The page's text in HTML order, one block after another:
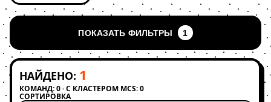
ПОКАЗАТЬ ФИЛЬТРЫ 1
НАЙДЕНО: 1
КОМАНД: 0 · С КЛАСТЕРОМ MCS: 0
СОРТИРОВКА
Применить сортировку